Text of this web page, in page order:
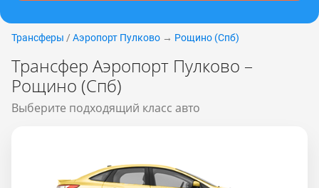
Трансферы / Аэропорт Пулково → Рощино (Спб)
Трансфер Аэропорт Пулково –
Рощино (Спб)
Выберите подходящий класс авто